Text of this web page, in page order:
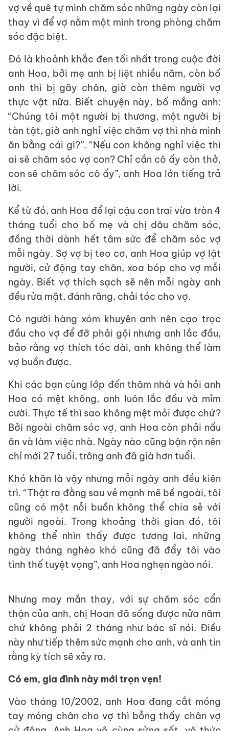
vợ về quê tự mình chăm sóc những ngày còn lại
thay vì để vợ nằm một mình trong phòng chăm
sóc đặc biệt.
Đó là khoảnh khắc đen tối nhất trong cuộc đời
anh Hoa, bởi mẹ anh bị liệt nhiều năm, còn bố
anh thì bị gãy chân, giờ còn thêm người vợ
thực vật nữa. Biết chuyện này, bố mắng anh:
“Chúng tôi một người bị thương, một người bị
tàn tật, giờ anh nghỉ việc chăm vợ thì nhà mình
ăn bằng cái gì?”. “Nếu con không nghỉ việc thì
ai sẽ chăm sóc vợ con? Chỉ cần cô ấy còn thở,
con sẽ chăm sóc cô ấy”, anh Hoa lớn tiếng trả
lời.
Kể từ đó, anh Hoa để lại cậu con trai vừa tròn 4
tháng tuổi cho bố mẹ và chị dâu chăm sóc,
đồng thời dành hết tâm sức để chăm sóc vợ
mỗi ngày. Sợ vợ bị teo cơ, anh Hoa giúp vợ lật
người, cử động tay chân, xoa bóp cho vợ mỗi
ngày. Biết vợ thích sạch sẽ nên mỗi ngày anh
đều rửa mặt, đánh răng, chải tóc cho vợ.
Có người hàng xóm khuyên anh nên cạo trọc
đầu cho vợ để đỡ phải gội nhưng anh lắc đầu,
bảo rằng vợ thích tóc dài, anh không thể làm
vợ buồn được.
Khi các bạn cùng lớp đến thăm nhà và hỏi anh
Hoa có mệt không, anh luôn lắc đầu và mỉm
cười. Thực tế thì sao không mệt mỏi được chứ?
Bởi ngoài chăm sóc vợ, anh Hoa còn phải nấu
ăn và làm việc nhà. Ngày nào cũng bận rộn nên
chỉ mới 27 tuổi, trông anh đã già hơn tuổi.
Khó khăn là vậy nhưng mỗi ngày anh đều kiên
trì. “Thật ra đằng sau vẻ mạnh mẽ bề ngoài, tôi
cũng có một nỗi buồn không thể chia sẻ với
người ngoài. Trong khoảng thời gian đó, tôi
không thể nhìn thấy được tương lai, những
ngày tháng nghèo khó cũng đã đẩy tôi vào
tình thế tuyệt vọng”, anh Hoa nghẹn ngào nói.
Nhưng may mắn thay, với sự chăm sóc cẩn
thận của anh, chị Hoan đã sống được nửa năm
chứ không phải 2 tháng như bác sĩ nói. Điều
này như tiếp thêm sức mạnh cho anh, và anh tin
rằng kỳ tích sẽ xảy ra.
Có em, gia đình này mới trọn vẹn!
Vào tháng 10/2002, anh Hoa đang cắt móng
tay móng chân cho vợ thì bỗng thấy chân vợ